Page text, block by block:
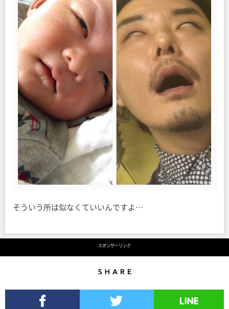
そういう所は似なくていいんですよ…
スポンサーリンク